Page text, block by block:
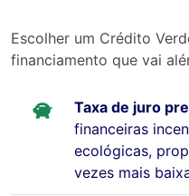
Escolher um Crédito
financiamento que vai
Taxa de juro
financeiras
ecológicas,
vezes mais